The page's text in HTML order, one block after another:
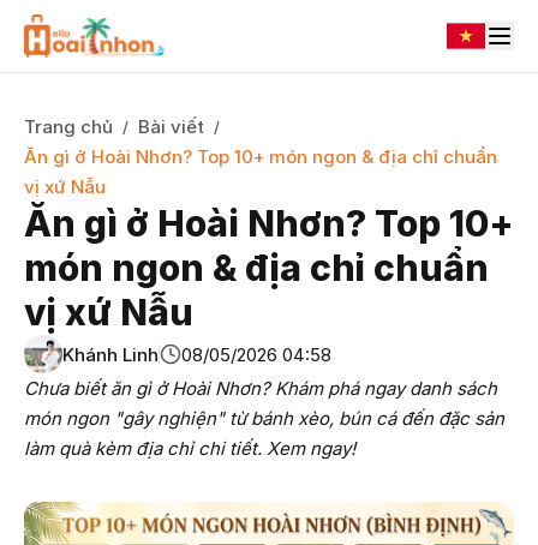
Trang chủ / Bài viết /
Ăn gì ở Hoài Nhơn? Top 10+ món ngon & địa chỉ chuẩn
vị xứ Nẫu
Ăn gì ở Hoài Nhơn? Top 10+
món ngon & địa chỉ chuẩn
vị xứ Nẫu
Khánh Linh
08/05/2026 04:58
Chưa biết ăn gì ở Hoài Nhơn? Khám phá ngay danh sách
món ngon "gây nghiện" từ bánh xèo, bún cá đến đặc sản
làm quà kèm địa chỉ chi tiết. Xem ngay!